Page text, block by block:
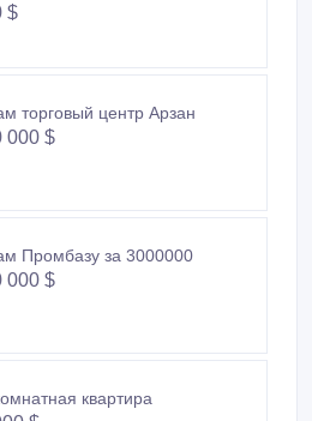
$
торговый центр Арзан
000 $
Промбазу за 3000000
000 $
квартира